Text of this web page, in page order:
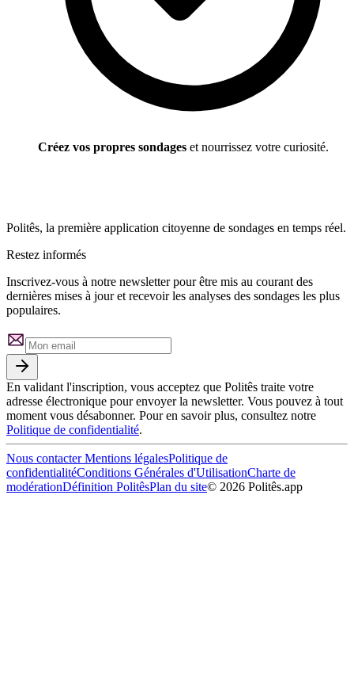
Créez vos propres sondages et nourrissez votre curiosité.
Politês, la première application citoyenne de sondages en temps réel.
Restez informés
Inscrivez-vous à notre newsletter pour être mis au courant des
dernières mises à jour et recevoir les analyses des sondages les plus
populaires.
En validant l'inscription, vous acceptez que Politês traite votre
adresse électronique pour envoyer la newsletter. Vous pouvez à tout
moment vous désabonner. Pour en savoir plus, consultez notre
Politique de confidentialité.
Nous contacterMentions légalesPolitique de
confidentialitéConditions Générales d'UtilisationCharte de
modérationDéfinition PolitêsPlan du site© 2026 Politês.app